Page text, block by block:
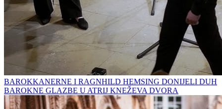
BAROKKANERNE I RAGNHILD HEMSING DONIJELI DUH
BAROKNE GLAZBE U ATRIJ KNEŽEVA DVORA